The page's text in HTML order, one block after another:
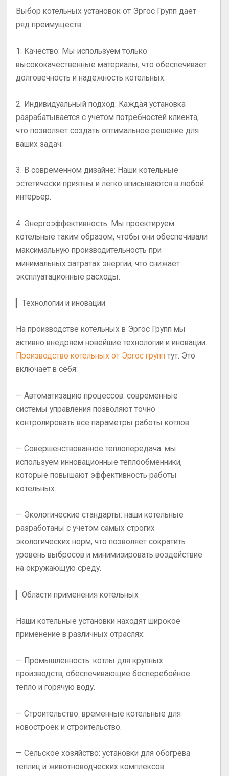
Выбор котельных установок от Эргос Групп дает
ряд преимуществ:
1. Качество: Мы используем только
высококачественные материалы, что обеспечивает
долговечность и надежность котельных.
2. Индивидуальный подход: Каждая установка
разрабатывается с учетом потребностей клиента,
что позволяет создать оптимальное решение для
ваших задач.
3. В современном дизайне: Наши котельные
эстетически приятны и легко вписываются в любой
интерьер.
4. Энергоэффективность: Мы проектируем
котельные таким образом, чтобы они обеспечивали
максимальную производительность при
минимальных затратах энергии, что снижает
эксплуатационные расходы.
▎Технологии и иновации
На производстве котельных в Эргос Групп мы
активно внедряем новейшие технологии и иновации.
Производство котельных от Эргос групп тут. Это
включает в себя:
— Автоматизацию процессов: современные
системы управления позволяют точно
контролировать все параметры работы котлов.
— Совершенствованное теплопередача: мы
используем инновационные теплообменники,
которые повышают эффективность работы
котельных.
— Экологические стандарты: наши котельные
разработаны с учетом самых строгих
экологических норм, что позволяет сократить
уровень выбросов и минимизировать воздействие
на окружающую среду.
▎Области применения котельных
Наши котельные установки находят широкое
применение в различных отраслях:
— Промышленность: котлы для крупных
производств, обеспечивающие бесперебойное
тепло и горячую воду.
—Строительство: временные котельные для
новостроек и строительство.
—Сельское хозяйство: установки для обогрева
теплиц и животноводческих комплексов.